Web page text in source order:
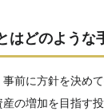
はどのような
前に方針を決め
の増加を目指す